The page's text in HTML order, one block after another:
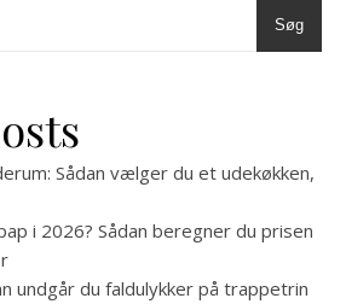
Søg
Sådan vælger du et udekøkken,
i 2026? Sådan beregner du prisen
undgår du faldulykker på trappetrin